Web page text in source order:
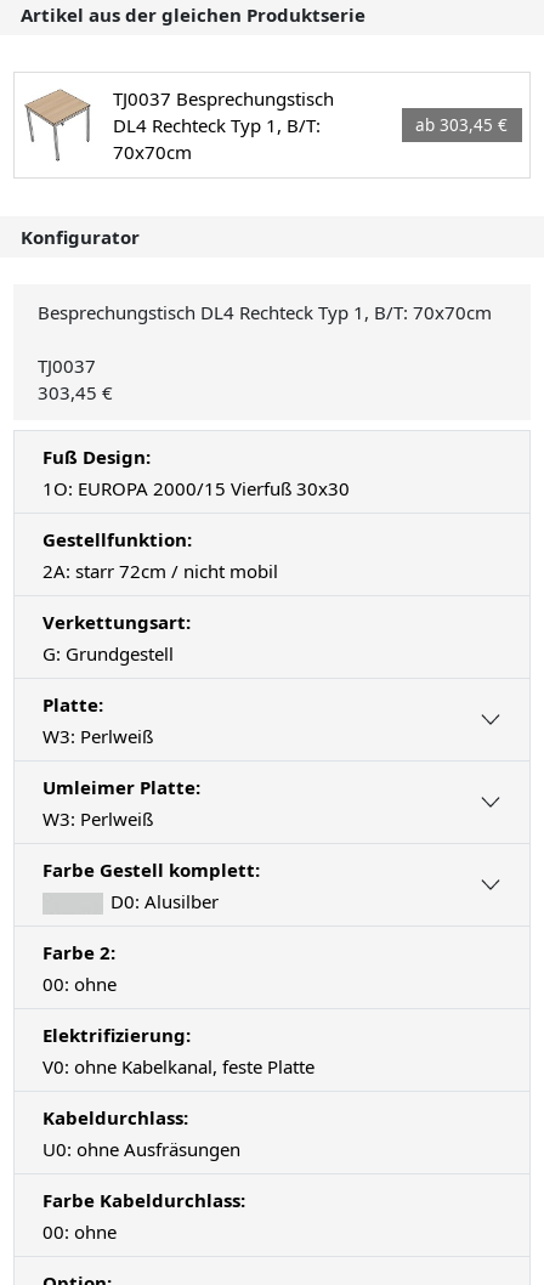
Artikel aus der gleichen Produktserie
TJ0037 Besprechungstisch
DL4 Rechteck Typ 1, B/T:
70x70cm
ab 303,45 €
Konfigurator
Besprechungstisch DL4 Rechteck Typ 1, B/T: 70x70cm
TJ0037
303,45 €
Fuß Design:
1O: EUROPA 2000/15 Vierfuß 30x30
Gestellfunktion:
2A: starr 72cm / nicht mobil
Verkettungsart:
G: Grundgestell
Platte:
W3: Perlweiß
Umleimer Platte:
W3: Perlweiß
Farbe Gestell komplett:
D0: Alusilber
Farbe 2:
00: ohne
Elektrifizierung:
V0: ohne Kabelkanal, feste Platte
Kabeldurchlass:
U0: ohne Ausfräsungen
Farbe Kabeldurchlass:
00: ohne